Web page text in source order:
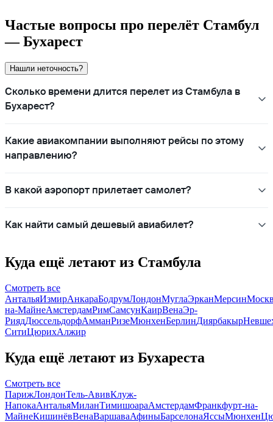
Частые вопросы про перелёт Стамбул
— Бухарест
Нашли неточность?
Сколько времени длится перелет из Стамбула в
Бухарест?
Какие авиакомпании выполняют рейсы по этому
направлению?
В какой аэропорт прилетает самолет?
Как найти самый дешевый авиабилет?
Куда ещё летают из Стамбула
Смотреть все
АнтальяИзмирАнкараБодрумЛондонМуглаЭрканМерсин
на-МайнеАмстердамРимСамсунКаирВенаЭр-
РиядДюссельдорфАмманРизеМюнхенБерлинДиярбакыр
СитиЦюрихАлжир
Куда ещё летают из Бухареста
Смотреть все
ПарижЛондонТель-АвивКлуж-
НапокаАнтальяМиланТимишоараАмстердамФранкфурт-на-
МайнеКишинёвВенаВаршаваАфиныБарселонаЯссыМюнхен